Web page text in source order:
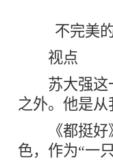
不完美的“
视点
苏大强这一
之外。他是
《都挺好》
色，作为“一